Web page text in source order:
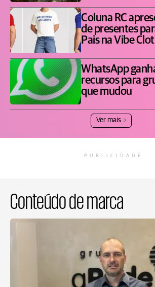
Coluna RC
de presentes
Pais na Vibe
WhatsApp
recursos para
que mudou
Ver mais
PUBLICIDADE
Conteúdo de marca